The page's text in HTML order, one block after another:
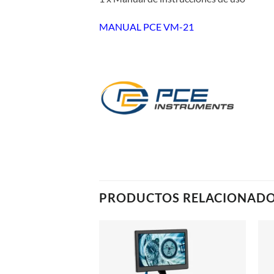
MANUAL PCE VM-21
PRODUCTOS